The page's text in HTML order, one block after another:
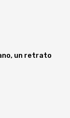
un retrato